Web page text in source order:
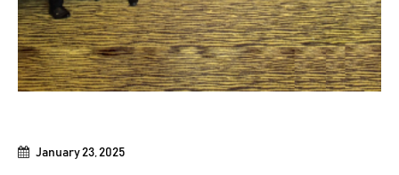
January 23, 2025